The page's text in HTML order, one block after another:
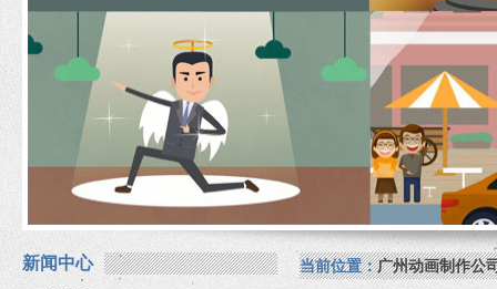
新闻中心 当前位置：广州动画制作公